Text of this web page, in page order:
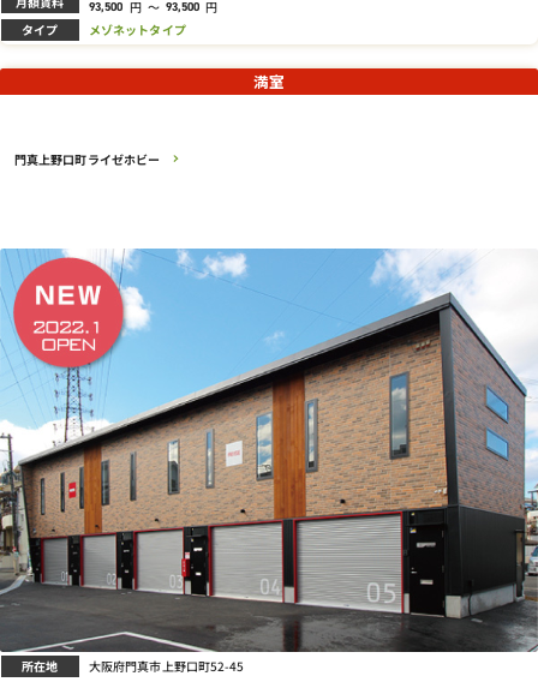
93,500 円 ～ 93,500 円
タイプ メゾネットタイプ
門真上野口町ライゼホビー
満室
所在地 大阪府門真市上野口町52-45